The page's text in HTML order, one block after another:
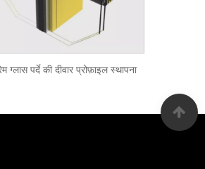
ग्लास पर्दे की दीवार प्रोफ़ाइल स्थापना